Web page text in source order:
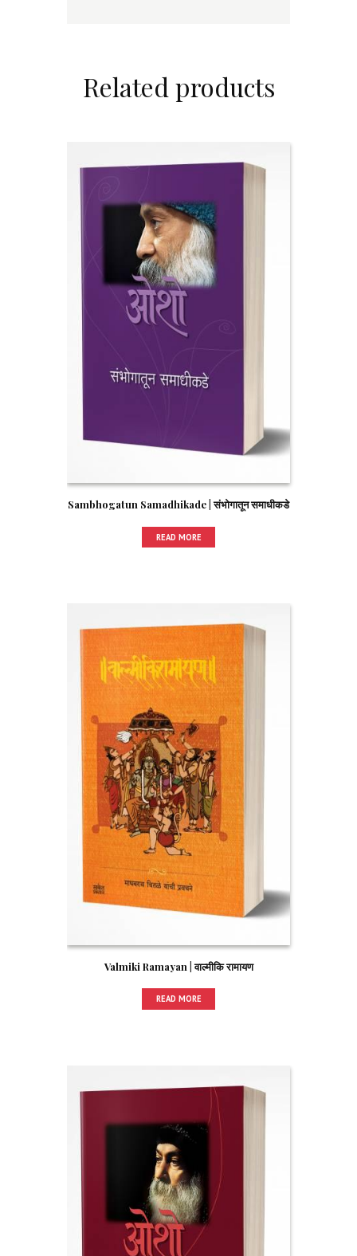
Related products
Sambhogatun Samadhikade | संभोगातून समाधीकडे
READ MORE
Valmiki Ramayan | वाल्मीकि रामायण
READ MORE